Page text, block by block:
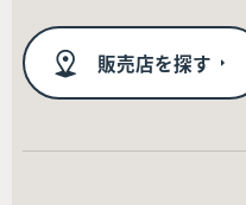
販売店を探す